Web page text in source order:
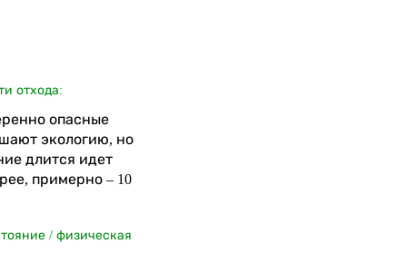
отхода:
опасные
экологию, но
длится идет
примерно – 10
/ физическая